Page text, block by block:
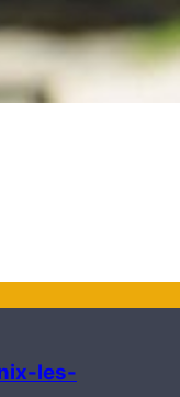
les-